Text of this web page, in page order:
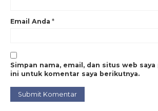
Email Anda *
Simpan nama, email, dan situs web saya
ini untuk komentar saya berikutnya.